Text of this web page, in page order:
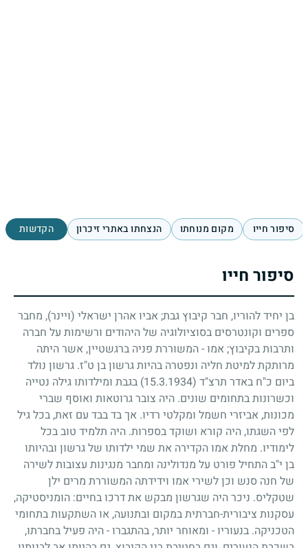
סיפור חייו מקום מנוחתו הנצחתו באתרי זיכרון הקדשות
סיפור חייו
בן יחיד להוריו, חבר קיבוץ גבת; אביו אהרן ישראלי (ויינר), מחבר
ספרים וקונטרסים בסוציולוגיה של היהודים ורשימות על חברה
ותרבות בקיבוץ; אמו - המשוררת פניה ברגשטיין, אשר היתה
מרותקת למיטת חליה ונפטרה בהיות גרשון בן ט"ז. גרשון נולד
ביום כ"ח באדר תרצ"ד (15.3.1934)
בגבת ומילדותו גילה נטייה
וכשרונות בתחומים שונים. היה צובר גרוטאות ואוסף שברי
מכונות, אביזרי חשמל ומקלטי רדיו. אך בד בבד עם זאת, בכל גיל
לפי השגתו, היה קורא ושוקד בספרות. היה תלמיד טוב בכל
לימודיו. מחלת אמו הקדירה את שמי ילדותו של גרשון ובהיותו
בן י"ב התחיל פורט על מנדולינה ומחבר מנגינות עצובות לשירה
של חנה סנש וכן לשירי אמו וידידתה המשוררת מרים ילן
שטקליס. ניכר היה שגרשון מבקש את דרכו בחיים: הומניסטיקה,
עסקנות ציבורית-חברתית במקום ובתנועה, או השתקעות בתחומי
הטכניקה. בנעוריו - ומאוחר יותר, בהתגברו - היה פעיל בחברתו,